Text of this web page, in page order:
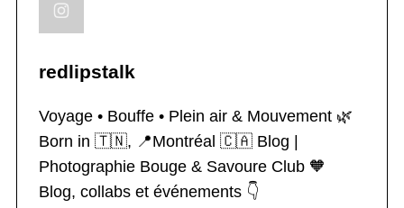
redlipstalk
Voyage • Bouffe • Plein air & Mouvement 🌿
Born in 🇹🇳, 📍Montréal 🇨🇦Blog |
PhotographieBouge & Savoure Club 🧡
Blog, collabs et événements 👇